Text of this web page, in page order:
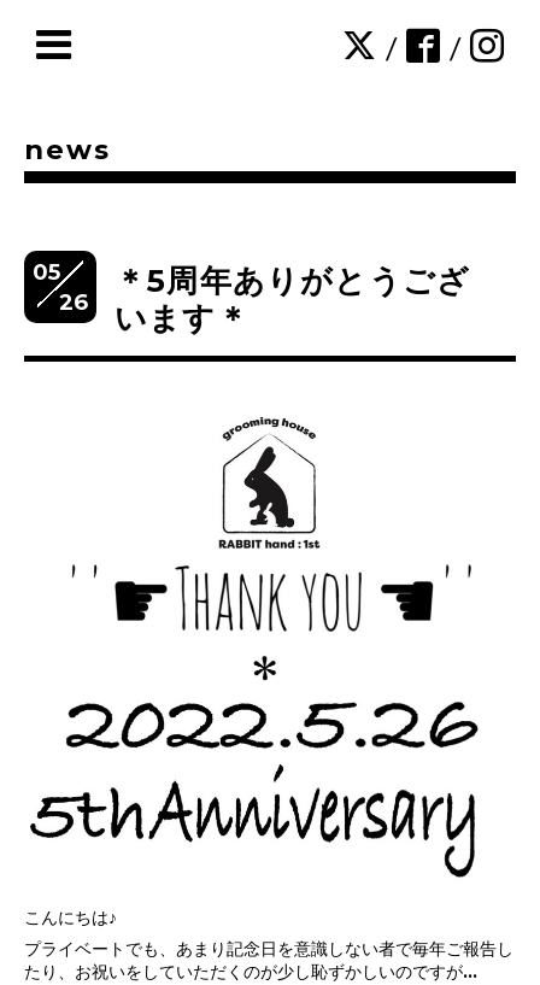
/ /
news
05
26
＊5周年ありがとうござ
います＊
こんにちは♪
プライベートでも、あまり記念日を意識しない者で毎年ご報告し
たり、お祝いをしていただくのが少し恥ずかしいのですが...